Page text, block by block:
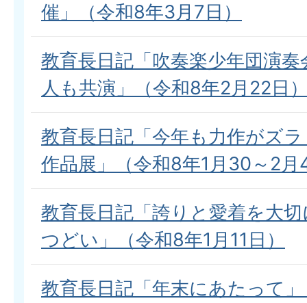
催」（令和8年3月7日）
教育長日記「吹奏楽少年団演
人も共演」（令和8年2月22日
教育長日記「今年も力作がズ
作品展」（令和8年1月30～2月
教育長日記「誇りと愛着を大
つどい」（令和8年1月11日）
教育長日記「年末にあたって